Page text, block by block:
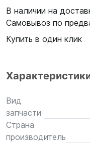
В наличии на
Самовывоз по
Купить в один клик
Вид
запчасти
Страна
производитель